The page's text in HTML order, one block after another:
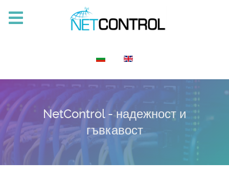
NetControl - надежност и
гъвкавост